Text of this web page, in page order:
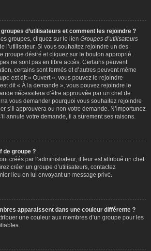
d’utilisateurs et comment les rejoindre ?
groupes, cliquez sur le lien Groupes d’utilisateurs
l’utilisateur. Si vous souhaitez rejoindre un des
groupe désiré et cliquez sur le bouton approprié.
ne sont pas en libre accès. Certains peuvent
certains sont fermés et d’autres peuvent même
est dit « Ouvert », vous pouvez le rejoindre
dit « À la demande », vous pouvez rejoindre le
nécessitera d’être approuvée par un chef de
vous demander pourquoi vous souhaitez rejoindre
s’il approuvera ou non votre demande. N’importunez
annule votre demande, il a sûrement ses raisons.
de groupe ?
créés par l’administrateur, il leur est attribué un chef
créer un groupe d’utilisateurs, contactez
lieu en lui envoyant un message privé.
apparaissent dans une couleur différente ?
une couleur aux membres d’un groupe pour les